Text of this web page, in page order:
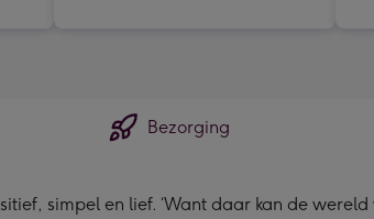
Bezorging
simpel en lief. ‘Want daar kan de